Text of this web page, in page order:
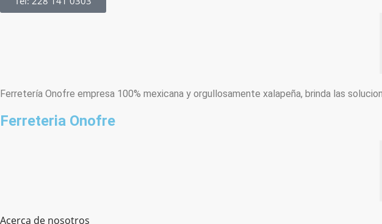
Ferretería Onofre empresa 100% mexicana y orgullosamente xalapeña, brinda las
Ferreteria Onofre
Acerca de nosotros